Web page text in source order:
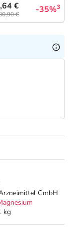
GmbH
kg
€
€ -35%3